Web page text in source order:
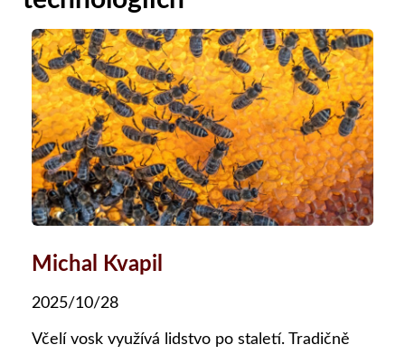
Michal Kvapil
2025/10/28
Včelí vosk využívá lidstvo po staletí. Tradičně